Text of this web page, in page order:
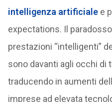
intelligenza artificialee
expectations. Il
prestazioni “intelligenti”
sono davanti agli occhi di
traducendo in aumenti
imprese ad elevata